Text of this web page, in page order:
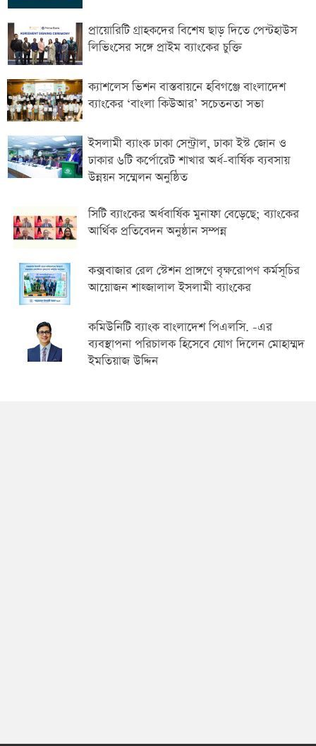
প্রায়োরিটি গ্রাহকদের বিশেষ ছাড় দিতে পেন্টহাউস
লিভিংসের সঙ্গে প্রাইম ব্যাংকের চুক্তি
ক্যাশলেস ভিশন বাস্তবায়নে হবিগঞ্জে বাংলাদেশ
ব্যাংকের ‘বাংলা কিউআর’ সচেতনতা সভা
ইসলামী ব্যাংক ঢাকা সেন্ট্রাল, ঢাকা ইস্ট জোন ও
ঢাকার ৬টি কর্পোরেট শাখার অর্ধ-বার্ষিক ব্যবসায়
উন্নয়ন সম্মেলন অনুষ্ঠিত
সিটি ব্যাংকের অর্ধবার্ষিক মুনাফা বেড়েছে; ব্যাংকের
আর্থিক প্রতিবেদন অনুষ্ঠান সম্পন্ন
কক্সবাজার রেল স্টেশন প্রাঙ্গণে বৃক্ষরোপণ কর্মসূচির
আয়োজন শাহ্জালাল ইসলামী ব্যাংকের
কমিউনিটি ব্যাংক বাংলাদেশ পিএলসি. -এর
ব্যবস্থাপনা পরিচালক হিসেবে যোগ দিলেন মোহাম্মদ
ইমতিয়াজ উদ্দিন